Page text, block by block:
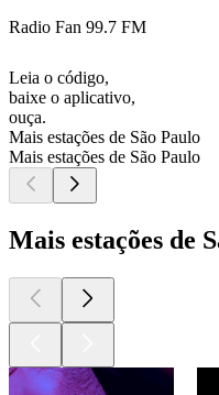
Radio Fan 99.7 FM
Leia o código,
baixe o aplicativo,
ouça.
Mais estações de São Paulo
Mais estações de São Paulo
Mais estações de